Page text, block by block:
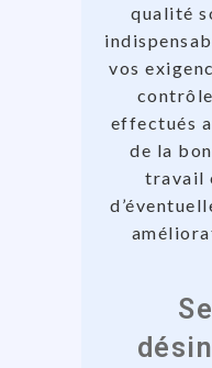
qualité
vos
effectués
de la
travail